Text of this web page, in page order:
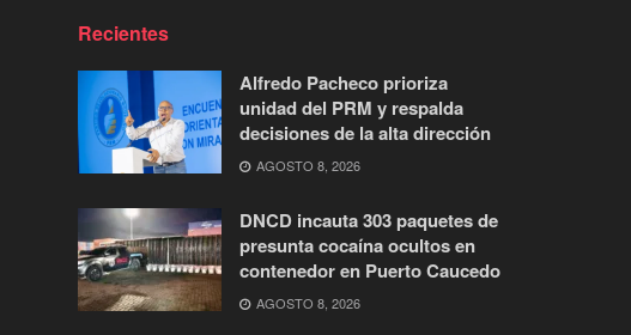
Recientes
Alfredo Pacheco prioriza
unidad del PRM y respalda
decisiones de la alta dirección
AGOSTO 8, 2026
DNCD incauta 303 paquetes de
presunta cocaína ocultos en
contenedor en Puerto Caucedo
AGOSTO 8, 2026